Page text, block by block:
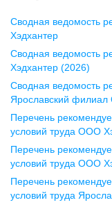
Воронеж
ул.
офис 1212
+7 473 280-05-05
pr@vrn.hh.ru
ул. Спартаковская, д.
помещение 15
+7 843 212-12-50
Сводная ведомость
Хэдхантер
Сводная ведомость
Хэдхантер (2026)
Сводная ведомость
Ярославский
Перечень
условий труда ООО
Перечень
условий труда ООО
Перечень
условий труда